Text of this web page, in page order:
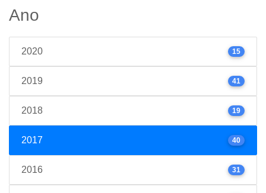
Ano
2020 15
2019 41
2018 19
2017 40
2016 31